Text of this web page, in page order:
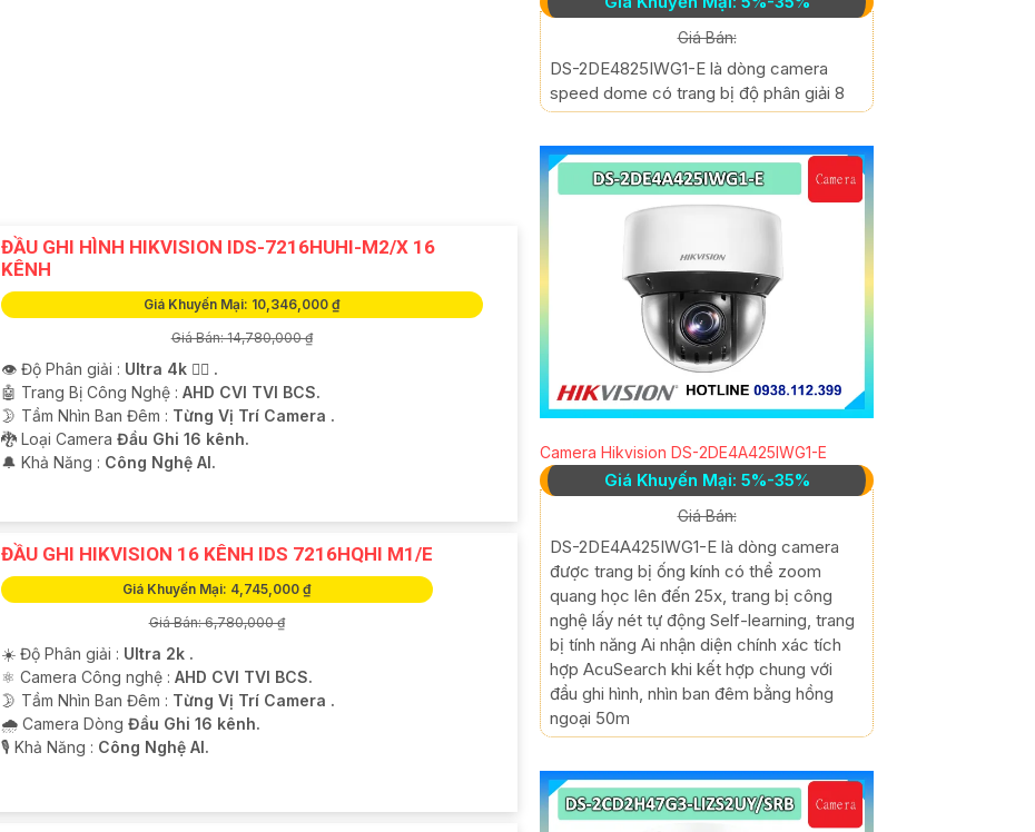
ĐẦU GHI HÌNH HIKVISION IDS-7216HUHI-M2/X 16
KÊNH
Giá Khuyến Mại: 10,346,000 ₫
Giá Bán: 14,780,000 ₫
👁 Độ Phân giải : Ultra 4k 👍🏾 .
🤖️ Trang Bị Công Nghệ : AHD CVI TVI BCS.
🌛 Tầm Nhìn Ban Đêm : Từng Vị Trí Camera .
🐉️ Loại Camera Đầu Ghi 16 kênh.
️🔔 Khả Năng : Công Nghệ AI.
ĐẦU GHI HIKVISION 16 KÊNH IDS 7216HQHI M1/E
Giá Khuyến Mại: 4,745,000 ₫
Giá Bán: 6,780,000 ₫
☀️ Độ Phân giải : Ultra 2k .
⚛️ Camera Công nghệ : AHD CVI TVI BCS.
🌛 Tầm Nhìn Ban Đêm : Từng Vị Trí Camera .
🌧️ Camera Dòng Đầu Ghi 16 kênh.
️🎙 Khả Năng : Công Nghệ AI.
Giá Bán:
DS-2DE4825IWG1-E là dòng camera
speed dome có trang bị độ phân giải 8
Camera Hikvision DS-2DE4A425IWG1-E
Giá Khuyến Mại: 5%-35%
Giá Bán:
DS-2DE4A425IWG1-E là dòng camera
được trang bị ống kính có thể zoom
quang học lên đến 25x, trang bị công
nghệ lấy nét tự động Self-learning, trang
bị tính năng Ai nhận diện chính xác tích
hợp AcuSearch khi kết hợp chung với
đầu ghi hình, nhìn ban đêm bằng hồng
ngoại 50m